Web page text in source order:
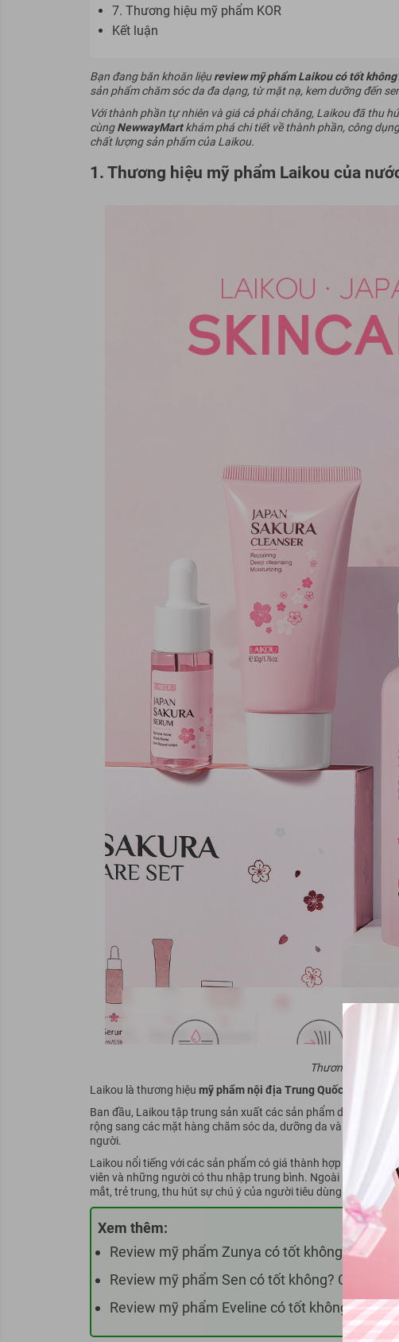
7. Thương hiệu mỹ phẩm KOR
Kết luận
Bạn đang băn khoăn liệureview mỹ phẩm Laikou có tốt không
sản phẩm chăm sóc da đa dạng, từ mặt nạ, kem dưỡng đến
Với thành phần tự nhiên và giá cả phải chăng, Laikou đã thu
cùngNewwayMartkhám phá chi tiết về thành phần, công
chất lượng sản phẩm của Laikou.
1. Thương hiệu mỹ phẩm Laikou của
Thương hiệu mỹ
Laikou là thương hiệu mỹ phẩm nội địa Trung Quốc , thuộc
Ban đầu, Laikou tập trung sản xuất các sản phẩm dạng bột
rộng sang các mặt hàng chăm sóc da, dưỡng da và trang
người.
Laikou nổi tiếng với các sản phẩm có giá thành hợp lý, phù
viên và những người có thu nhập trung bình. Ngoài ra, các
mắt, trẻ trung, thu hút sự chú ý của người tiêu dùng.
Xem thêm:
Review mỹ phẩm Zunya có tốt không? Có
Review mỹ phẩm Sen có tốt không? Có phải
Review mỹ phẩm Eveline có tốt không? Cập